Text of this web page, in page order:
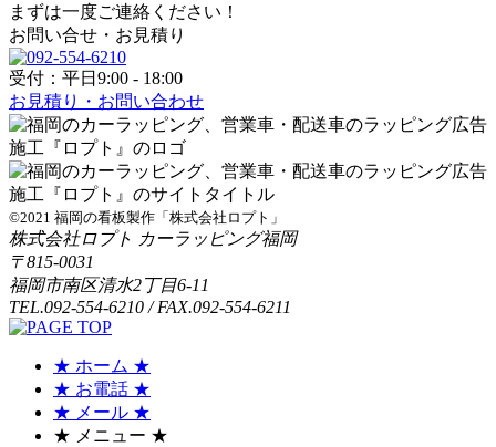
まずは一度ご連絡ください！
お問い合せ・お見積り
受付：平日9:00 - 18:00
お見積り・お問い合わせ
©2021 福岡の看板製作「株式会社ロプト」
株式会社ロプト カーラッピング福岡
〒815-0031
福岡市南区清水2丁目6-11
TEL.092-554-6210 / FAX.092-554-6211
★ ホーム ★
★ お電話 ★
★ メール ★
★ メニュー ★